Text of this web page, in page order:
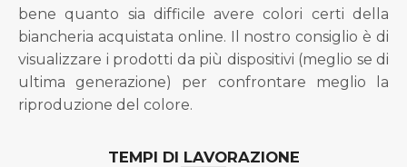
bene quanto sia difficile avere colori certi della
biancheria acquistata online. Il nostro consiglio è di
visualizzare i prodotti da più dispositivi (meglio se di
ultima generazione) per confrontare meglio la
riproduzione del colore.
TEMPI DI LAVORAZIONE